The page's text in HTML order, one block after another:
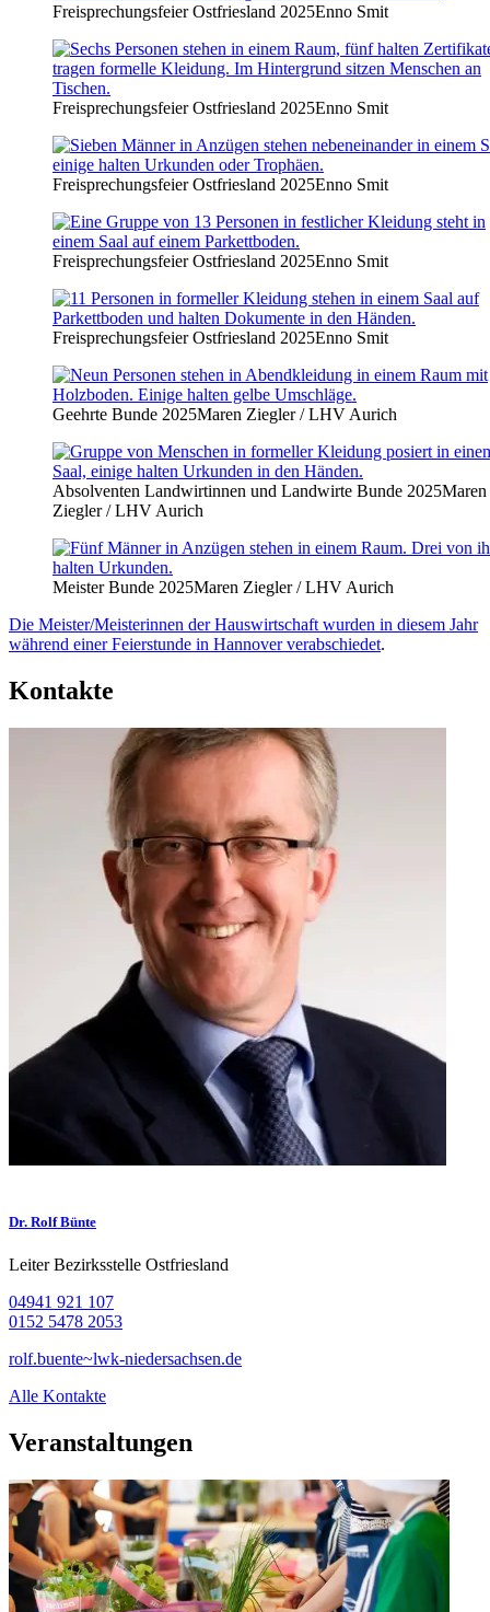
Freisprechungsfeier Ostfriesland 2025Enno Smit
Freisprechungsfeier Ostfriesland 2025Enno Smit
Freisprechungsfeier Ostfriesland 2025Enno Smit
Freisprechungsfeier Ostfriesland 2025Enno Smit
Freisprechungsfeier Ostfriesland 2025Enno Smit
Geehrte Bunde 2025Maren Ziegler / LHV Aurich
Absolventen Landwirtinnen und Landwirte Bunde 2025Maren
Ziegler / LHV Aurich
Meister Bunde 2025Maren Ziegler / LHV Aurich
Die Meister/Meisterinnen der Hauswirtschaft wurden in diesem Jahr
während einer Feierstunde in Hannover verabschiedet.
Kontakte
Dr. Rolf Bünte
Leiter Bezirksstelle Ostfriesland
04941 921 107
0152 5478 2053
rolf.buente~lwk-niedersachsen.de
Alle Kontakte
Veranstaltungen